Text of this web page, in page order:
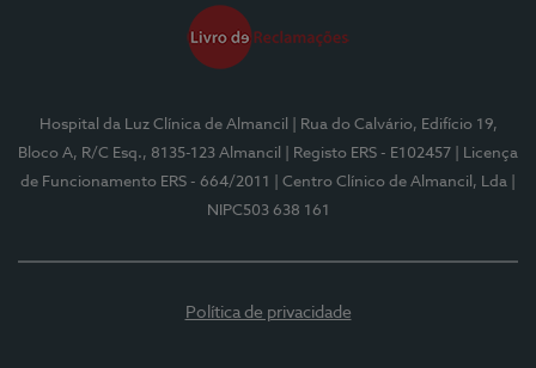
Hospital da Luz Clínica de Almancil
| Rua do Calvário, Edifício 19,
Bloco A, R/C Esq., 8135-123 Almancil
| Registo ERS - E102457
| Licença
de Funcionamento ERS - 664/2011
| Centro Clínico de Almancil, Lda
NIPC503 638 161
Política de privacidade